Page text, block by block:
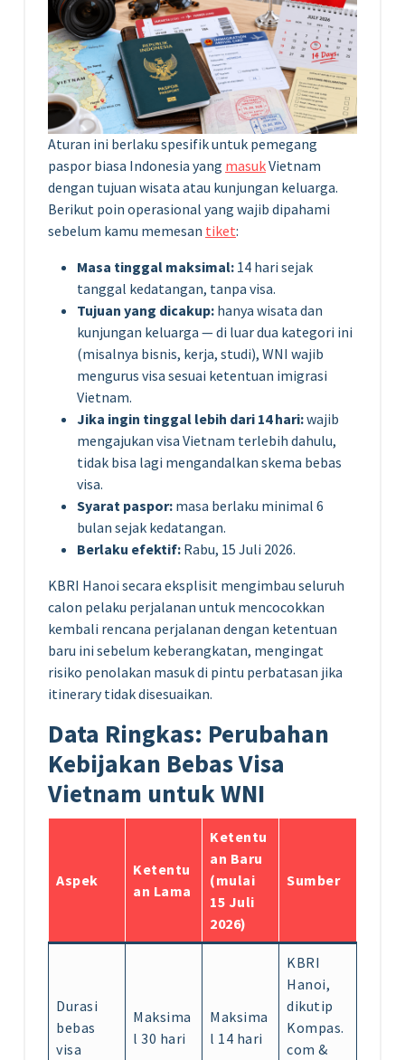
Aturan ini berlaku spesifik untuk pemegang
paspor biasa Indonesia yang masukVietnam
dengan tujuan wisata atau kunjungan keluarga.
Berikut poin operasional yang wajib dipahami
sebelum kamu memesan tiket:
Masa tinggal maksimal: 14 hari sejak
tanggal kedatangan, tanpa visa.
Tujuan yang dicakup: hanya wisata dan
kunjungan keluarga — di luar dua kategori ini
(misalnya bisnis, kerja, studi), WNI wajib
mengurus visa sesuai ketentuan imigrasi
Vietnam.
Jika ingin tinggal lebih dari 14 hari:wajib
mengajukan visa Vietnam terlebih dahulu,
tidak bisa lagi mengandalkan skema bebas
visa.
Syarat paspor: masa berlaku minimal 6
bulan sejak kedatangan.
Berlaku efektif: Rabu, 15 Juli 2026.
KBRI Hanoi secara eksplisit mengimbau seluruh
calon pelaku perjalanan untuk mencocokkan
kembali rencana perjalanan dengan ketentuan
baru ini sebelum keberangkatan, mengingat
risiko penolakan masuk di pintu perbatasan jika
itinerary tidak disesuaikan.
Data Ringkas: Perubahan
Kebijakan Bebas Visa
Vietnam untuk WNI
Aspek
Ketentu
an Lama
Ketentu
an Baru
(mulai
15 Juli
2026)
Sumber
Durasi
bebas
visa
Maksima
l 30 hari
Maksima
l 14 hari
KBRI
Hanoi,
dikutip
Kompas.
com &